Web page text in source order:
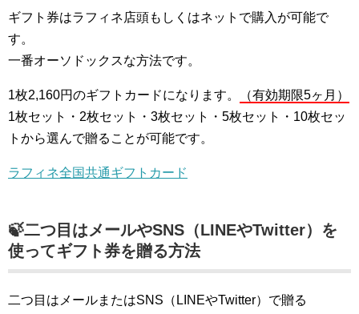
ギフト券はラフィネ店頭もしくはネットで購入が可能で
す。
一番オーソドックスな方法です。
1枚2,160円のギフトカードになります。
（有効期限5ヶ月）
1枚セット・2枚セット・3枚セット・5枚セット・10枚セッ
トから選んで贈ることが可能です。
ラフィネ全国共通ギフトカード
🍃二つ目はメールやSNS（LINEやTwitter）を
使ってギフト券を贈る方法
二つ目はメールまたはSNS（LINEやTwitter）で贈る